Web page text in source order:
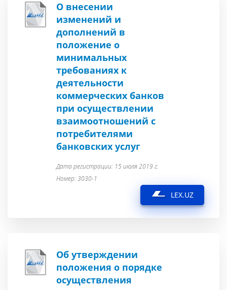
О внесении
изменений и
дополнений в
положение о
минимальных
требованиях к
деятельности
коммерческих банков
при осуществлении
взаимоотношений с
потребителями
банковских услуг
Дата регистрации: 15 июля 2019 г.
Номер: 3030-1
LEX.UZ
Об утверждении
положения о порядке
осуществления